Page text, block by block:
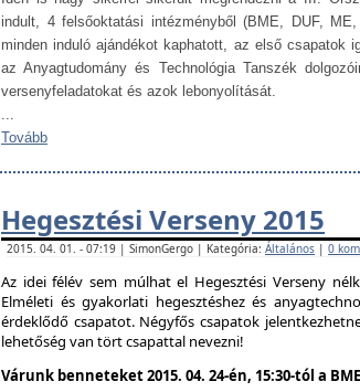
indult, 4 felsőoktatási intézményből (BME, DUF,
minden induló ajándékot kaphatott, az első csapatok
az Anyagtudomány és Technológia Tanszék
versenyfeladatokat és azok lebonyolítását.
...
Tovább
Hegesztési Verseny 2015
2015. 04. 01. - 07:19 | SimonGergo | Kategória: Általános | 0
Az idei félév sem múlhat el Hegesztési Verseny
Elméleti és gyakorlati hegesztéshez és
érdeklődő csapatot. Négyfős csapatok
lehetőség van tört csapattal nevezni!
Várunk benneteket 2015. 04. 24-én, 15:30-tól a